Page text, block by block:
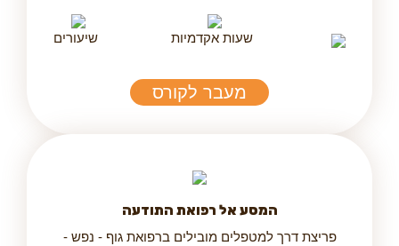
שעות אקדמיות שיעורים
מעבר לקורס
המסע אל רפואת התודעה
פריצת דרך למטפלים מובילים ברפואת גוף - נפש -